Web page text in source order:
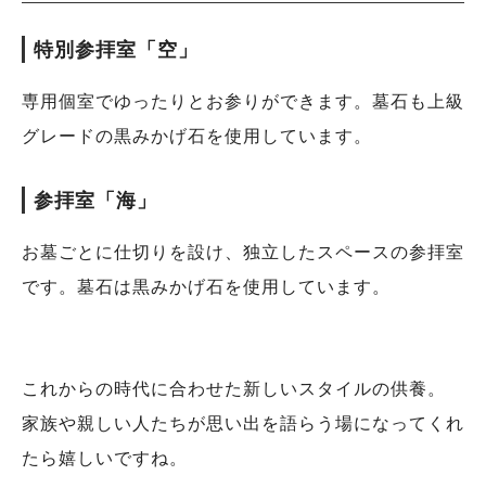
特別参拝室「空」
専用個室でゆったりとお参りができます。墓石も上級
グレードの黒みかげ石を使用しています。
参拝室「海」
お墓ごとに仕切りを設け、独立したスペースの参拝室
です。墓石は黒みかげ石を使用しています。
これからの時代に合わせた新しいスタイルの供養。
家族や親しい人たちが思い出を語らう場になってくれ
たら嬉しいですね。